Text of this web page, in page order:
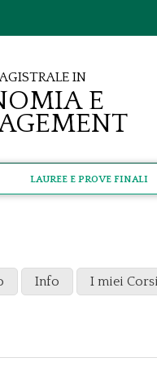
in
e
Lauree e Prove Finali
Info I miei Corsi